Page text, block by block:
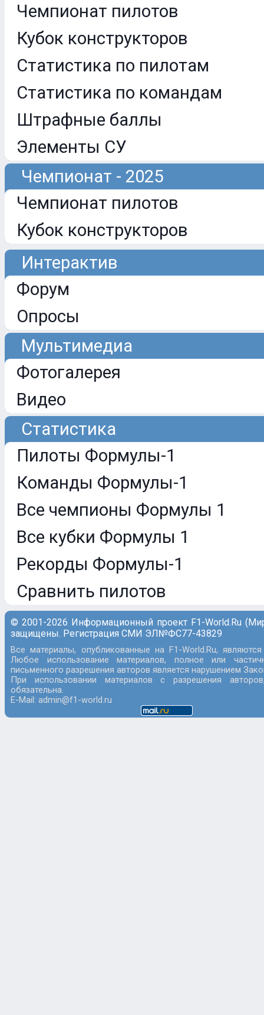
Чемпионат пилотов
Кубок конструкторов
Статистика по пилотам
Статистика по командам
Штрафные баллы
Элементы СУ
Чемпионат - 2025
Чемпионат пилотов
Кубок конструкторов
Интерактив
Форум
Опросы
Мультимедиа
Фотогалерея
Видео
Статистика
Пилоты Формулы-1
Команды Формулы-1
Все чемпионы Формулы 1
Все кубки Формулы 1
Рекорды Формулы-1
Сравнить пилотов
© 2001-2026 Информационный проект F1-World.Ru
защищены. Регистрация СМИ ЭЛ№ФС77-43829
Все материалы, опубликованные на F1-World.Ru,
Любое использование материалов, полное или
письменного разрешения авторов является нарушением
При использовании материалов с разрешения
обязательна.
E-Mail: admin@f1-world.ru